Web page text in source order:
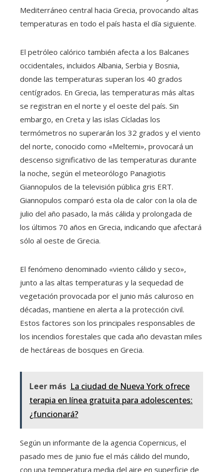
Mediterráneo central hacia Grecia, provocando altas
temperaturas en todo el país hasta el día siguiente.
El petróleo calórico también afecta a los Balcanes
occidentales, incluidos Albania, Serbia y Bosnia,
donde las temperaturas superan los 40 grados
centígrados. En Grecia, las temperaturas más altas
se registran en el norte y el oeste del país. Sin
embargo, en Creta y las islas Cícladas los
termómetros no superarán los 32 grados y el viento
del norte, conocido como «Meltemi», provocará un
descenso significativo de las temperaturas durante
la noche, según el meteorólogo Panagiotis
Giannopulos de la televisión pública gris ERT.
Giannopulos comparó esta ola de calor con la ola de
julio del año pasado, la más cálida y prolongada de
los últimos 70 años en Grecia, indicando que afectará
sólo al oeste de Grecia.
El fenómeno denominado «viento cálido y seco»,
junto a las altas temperaturas y la sequedad de
vegetación provocada por el junio más caluroso en
décadas, mantiene en alerta a la protección civil.
Estos factores son los principales responsables de
los incendios forestales que cada año devastan miles
de hectáreas de bosques en Grecia.
Leer más La ciudad de Nueva York ofrece
terapia en línea gratuita para adolescentes:
¿funcionará?
Según un informante de la agencia Copernicus, el
pasado mes de junio fue el más cálido del mundo,
con una temperatura media del aire en superficie de